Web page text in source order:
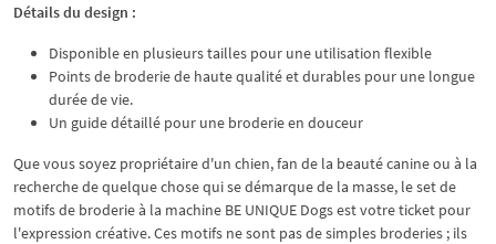
Détails du design :
Disponible en plusieurs tailles pour une utilisation flexible
Points de broderie de haute qualité et durables pour une longue
durée de vie.
Un guide détaillé pour une broderie en douceur
Que vous soyez propriétaire d'un chien, fan de la beauté canine ou à la
recherche de quelque chose qui se démarque de la masse, le set de
motifs de broderie à la machine BE UNIQUE Dogs est votre ticket pour
l'expression créative. Ces motifs ne sont pas de simples broderies ; ils